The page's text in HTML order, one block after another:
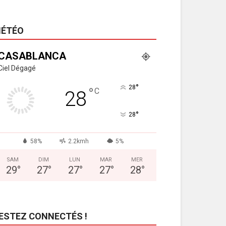
Dégagé
28 °C 28°
28°
58% 2.2kmh 5%
SAM
29°
DIM
27°
LUN
27°
MAR
27°
MER
28°
CONNECTÉS !